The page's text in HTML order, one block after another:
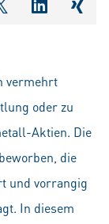
shareOntwitter
vermehrt
oder zu
Aktien. Die
die
und vorrangig
In diesem